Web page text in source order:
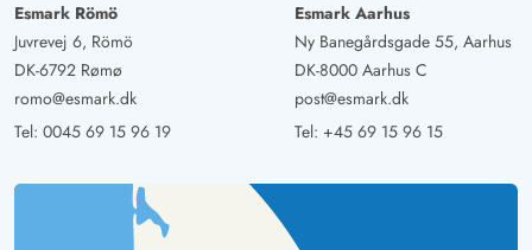
Esmark Römö
Juvrevej 6, Römö
DK-6792 Rømø
romo@esmark.dk
Tel: 0045 69 15 96 19
Esmark Aarhus
Ny Banegårdsgade 55, Aarhus
DK-8000 Aarhus C
post@esmark.dk
Tel: +45 69 15 96 15